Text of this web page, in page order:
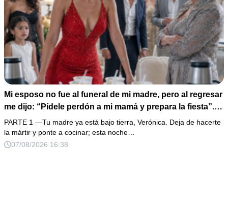
Mi esposo no fue al funeral de mi madre, pero al regresar
me dijo: “Pídele perdón a mi mamá y prepara la fiesta”.
No discutí; acomodé 24 sopas instantáneas, hice una
maleta y abrí la fonda que había heredado. Cuando un
abogado revisó los papeles ocultos, descubrió que mi
PARTE 1 —Tu madre ya está bajo tierra, Verónica. Deja de hacerte
la mártir y ponte a cocinar; esta noche…
07/08/2026 16:38